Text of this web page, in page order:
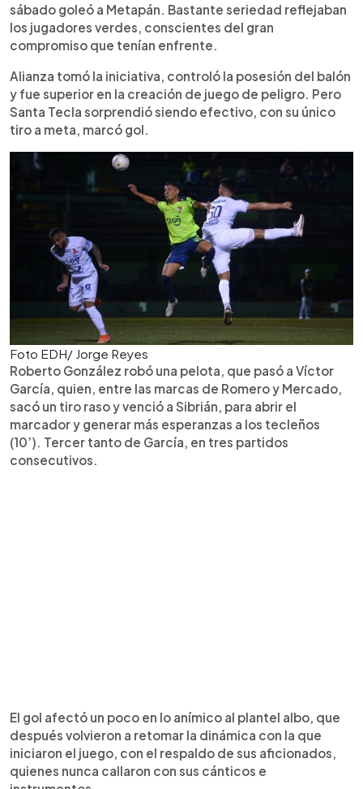
sábado goleó a Metapán. Bastante seriedad reflejaban
los jugadores verdes, conscientes del gran
compromiso que tenían enfrente.
Alianza tomó la iniciativa, controló la posesión del balón
y fue superior en la creación de juego de peligro. Pero
Santa Tecla sorprendió siendo efectivo, con su único
tiro a meta, marcó gol.
Foto EDH/ Jorge Reyes
Roberto González robó una pelota, que pasó a Víctor
García, quien, entre las marcas de Romero y Mercado,
sacó un tiro raso y venció a Sibrián, para abrir el
marcador y generar más esperanzas a los tecleños
(10’). Tercer tanto de García, en tres partidos
consecutivos.
El gol afectó un poco en lo anímico al plantel albo, que
después volvieron a retomar la dinámica con la que
iniciaron el juego, con el respaldo de sus aficionados,
quienes nunca callaron con sus cánticos e